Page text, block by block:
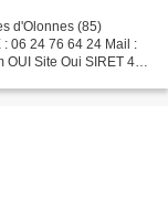
d'Olonnes (85)
06 24 76 64 24 Mail :
Site Oui SIRET 435